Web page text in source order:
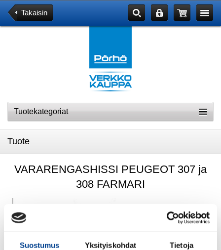
Suostumus Yksityiskohdat Tietoja
Takaisin
Tuotekategoriat
Tuote
VARARENGASHISSI PEUGEOT 307 ja
308 FARMARI